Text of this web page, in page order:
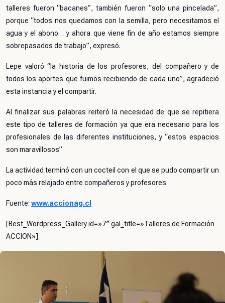
talleres fueron “bacanes”, también fueron “solo una pincelada”,
porque “todos nos quedamos con la semilla, pero necesitamos el
agua y el abono… y ahora que viene fin de año estamos siempre
sobrepasados de trabajo”, expresó.
Lepe valoró “la historia de los profesores, del compañero y de
todos los aportes que fuimos recibiendo de cada uno”, agradeció
esta instancia y el compartir.
Al finalizar sus palabras reiteró la necesidad de que se repitiera
este tipo de talleres de formación ya que era necesario para los
profesionales de las diferentes instituciones, y “estos espacios
son maravillosos”
La actividad terminó con un cocteil con el que se pudo compartir un
poco más relajado entre compañeros y profesores.
Fuente: www.accionag.cl
[Best_Wordpress_Gallery id=»7″ gal_title=»Talleres de Formación
ACCION»]